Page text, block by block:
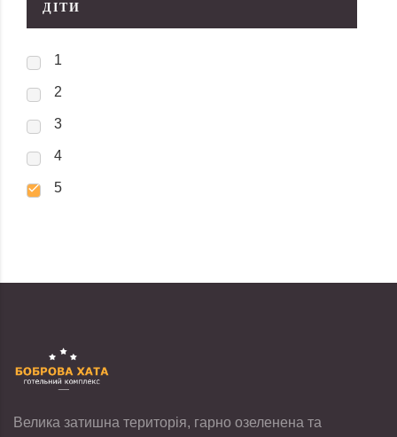
ДІТИ
1
2
3
4
5
Велика затишна територія, гарно озеленена та